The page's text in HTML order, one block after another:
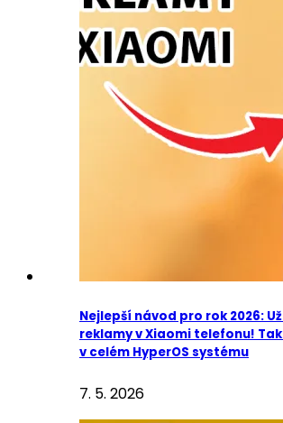
Nejlepší návod pro rok 2026:
reklamy v Xiaomi telefonu!
v celém HyperOS systému
7. 5. 2026